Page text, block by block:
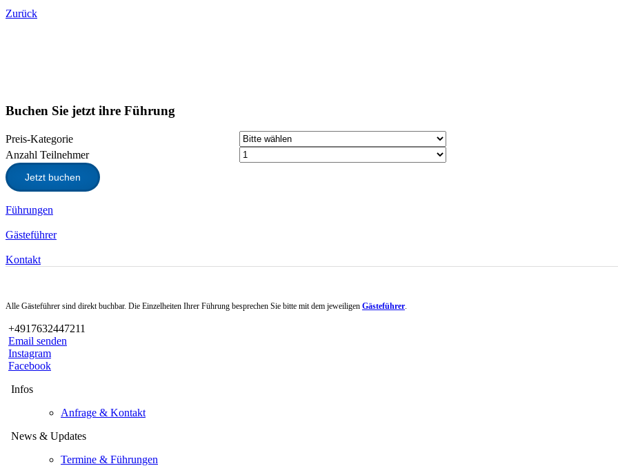
Zurück
Buchen Sie jetzt ihre Führung
Preis-Kategorie
Anzahl Teilnehmer
Jetzt buchen
Führungen
Gästeführer
Kontakt
Alle Gästeführer sind direkt buchbar. Die Einzelheiten Ihrer Führung besprechen Sie bitte mit dem jeweiligen Gästeführer.
+4917632447211
Email senden
Instagram
Facebook
Infos
Anfrage & Kontakt
News & Updates
Termine & Führungen